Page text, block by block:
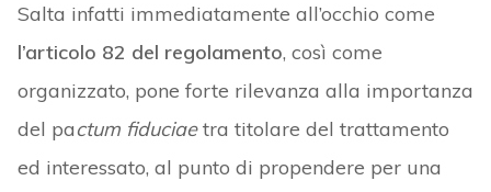
Salta infatti immediatamente all’occhio come
l’articolo 82 del regolamento, così come
organizzato, pone forte rilevanza alla importanza
del pactum fiduciaetra titolare del trattamento
ed interessato, al punto di propendere per una